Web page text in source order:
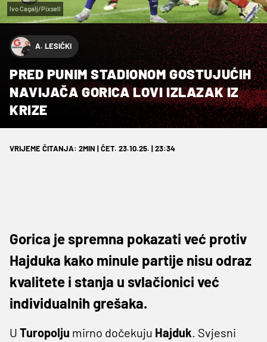
Ivo Cagalj/Pixsell
A. LESIČKI
PRED PUNIM STADIONOM GOSTUJUĆIH
NAVIJAČA GORICA LOVI IZLAZAK IZ
KRIZE
VRIJEME ČITANJA: 2MIN | ČET. 23.10.25. | 23:34
Gorica je spremna pokazati već protiv
Hajduka kako minule partije nisu odraz
kvalitete i stanja u svlačionici već
individualnih grešaka.
U Turopolju mirno dočekuju Hajduk. Svjesni